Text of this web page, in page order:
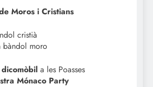
Moros i Cristians
cristià
bàndol moro
a les Poasses
Mónaco Party